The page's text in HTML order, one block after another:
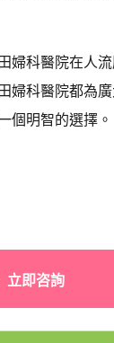
科醫院在人流
婦科醫院都為
個明智的選擇
立即咨詢